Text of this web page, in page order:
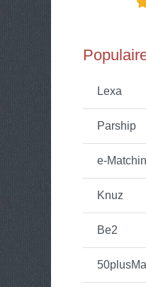
Lexa
Parship
e-
Knuz
Be2